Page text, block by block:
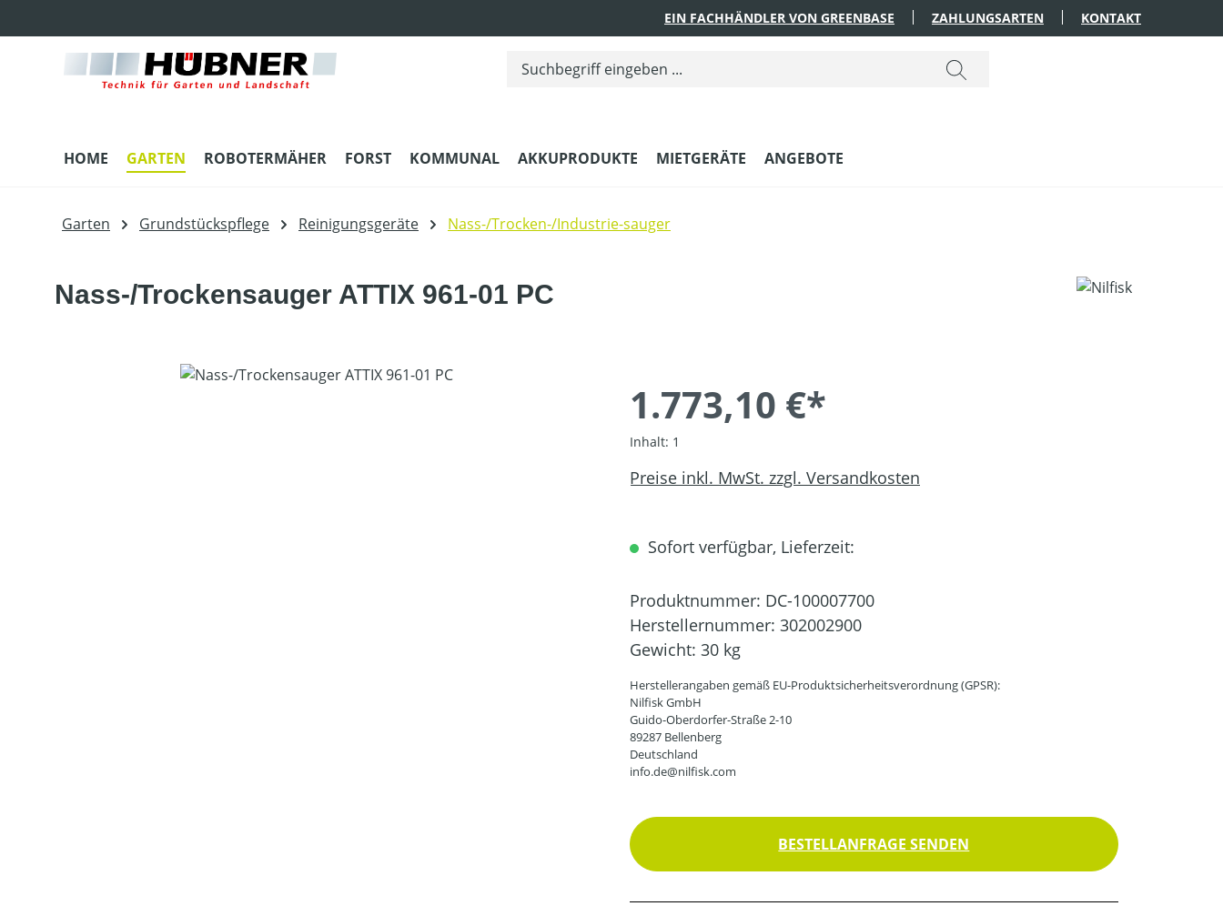
EIN FACHHÄNDLER VON GREENBASE ZAHLUNGSARTEN KONTAKT
HOME GARTEN ROBOTERMÄHER FORST KOMMUNAL AKKUPRODUKTE MIETGERÄTE ANGEBOTE
Garten Grundstückspflege Reinigungsgeräte Nass-/Trocken-/Industrie-sauger
Nass-/Trockensauger ATTIX 961-01 PC
Bildergalerie überspringen
1.773,10 €*
Inhalt: 1
Preise inkl. MwSt. zzgl. Versandkosten
Sofort verfügbar, Lieferzeit:
Produktnummer: DC-100007700
Herstellernummer: 302002900
Gewicht: 30 kg
Herstellerangaben gemäß EU-Produktsicherheitsverordnung (GPSR):
Nilfisk GmbH
Guido-Oberdorfer-Straße 2-10
89287 Bellenberg
Deutschland
info.de@nilfisk.com
BESTELLANFRAGE SENDEN